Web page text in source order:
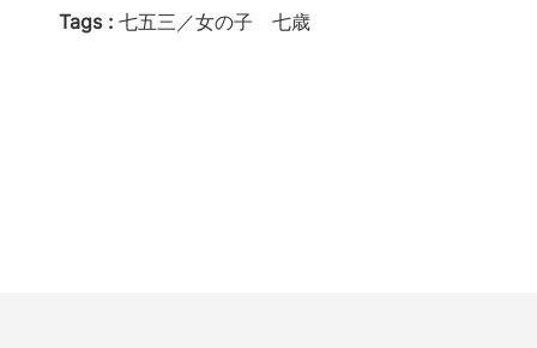
Tags : 七五三／女の子 七歳